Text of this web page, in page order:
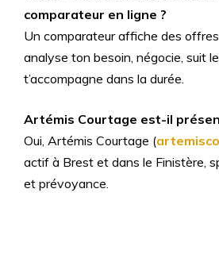
comparateur en ligne ?
Un comparateur affiche des
analyse ton besoin, négocie, suit
t’accompagne dans la durée.
Artémis Courtage est-il
Oui, Artémis Courtage (
actif à Brest et dans le Finistère,
et prévoyance.